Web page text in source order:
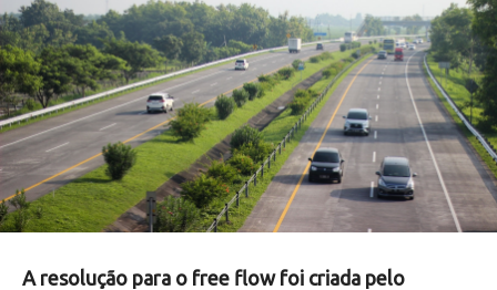
A resolução para o free flow foi criada pelo